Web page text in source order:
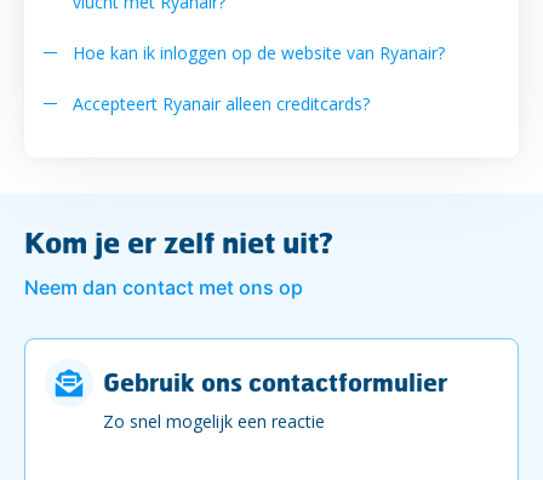
Hoe kan ik inloggen op de website van Ryanair?
Accepteert Ryanair alleen creditcards?
Kom je er zelf niet uit?
Neem dan contact met ons op
Gebruik ons contactformulier
Zo snel mogelijk een reactie